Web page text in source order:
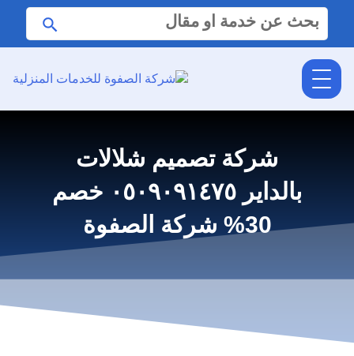
البحث
عن:
شركة تصميم شلالات
بالداير ٠٥٠٩٠٩١٤٧٥ خصم
30% شركة الصفوة